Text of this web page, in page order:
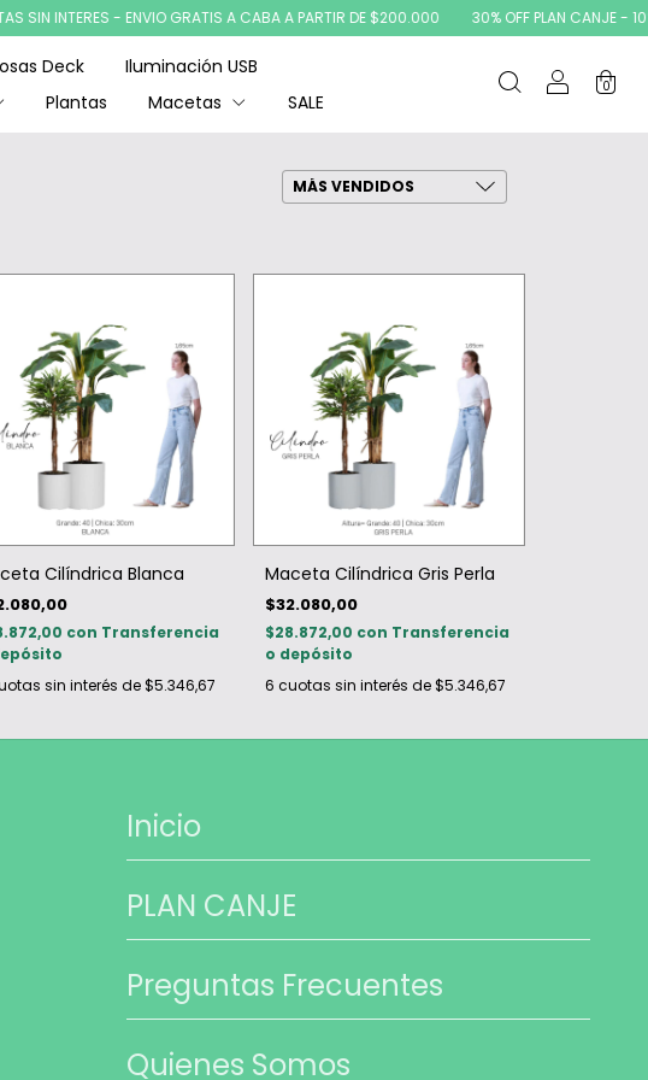
SIN INTERES - ENVIO GRATIS A CABA A PARTIR DE $200.000 30% OFF PLAN CANJE -
Deck
Iluminación USB
Plantas Macetas SALE
0
Cilíndrica Blanca
con Transferencia
sin interés de$5.346,67
Maceta Cilíndrica Gris Perla
$32.080,00
$28.872,00 con Transferencia
o depósito
6 cuotas sin interés de$5.346,67
Inicio
PLAN CANJE
Preguntas Frecuentes
Quienes Somos